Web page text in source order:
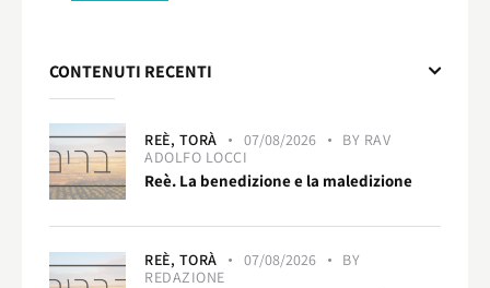
CONTENUTI RECENTI
REÈ, TORÀ 07/08/2026 BY RAV
ADOLFO LOCCI
Reè. La benedizione e la maledizione
REÈ, TORÀ 07/08/2026
BY
REDAZIONE